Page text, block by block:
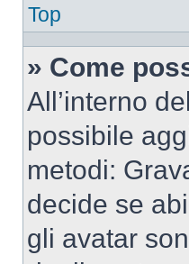
Top
» Come
All’interno
possibile
metodi:
decide se
gli avatar